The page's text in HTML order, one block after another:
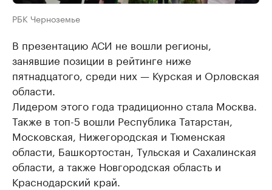
РБК Черноземье
В презентацию АСИ не вошли регионы,
занявшие позиции в рейтинге ниже
пятнадцатого, среди них — Курская и Орловская
области.
Лидером этого года традиционно стала Москва.
Также в топ-5 вошли Республика Татарстан,
Московская, Нижегородская и Тюменская
области, Башкортостан, Тульская и Сахалинская
области, а также Новгородская область и
Краснодарский край.